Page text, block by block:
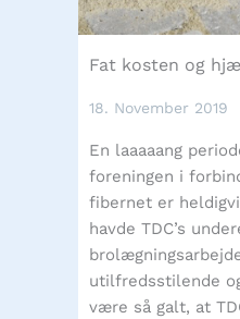
Fat kosten og
18. November 2019
En laaaaang
foreningen i
fibernet er
havde TDC’s
utilfredsstilende
være så galt, at